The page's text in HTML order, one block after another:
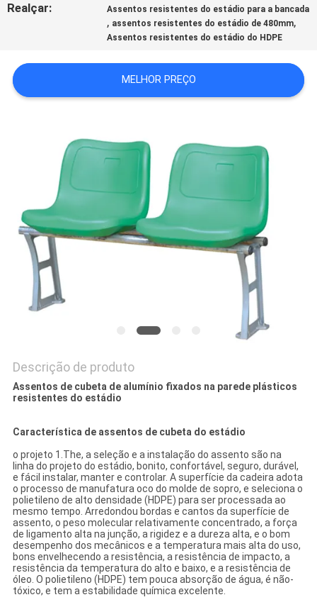
CITAÇÕES
PRIVACY
POLICY
Realçar: Assentos resistentes do estádio para a bancada
, assentos resistentes do estádio de 480mm,
Assentos resistentes do estádio do HDPE
MELHOR PREÇO
Descrição de produto
Assentos de cubeta de alumínio fixados na parede plásticos
resistentes do estádio
Característica de assentos de cubeta do estádio
o projeto 1.The, a seleção e a instalação do assento são na
linha do projeto do estádio, bonito, confortável, seguro, durável,
e fácil instalar, manter e controlar. A superfície da cadeira adota
o processo de manufatura oco do molde de sopro, e seleciona o
polietileno de alto densidade (HDPE) para ser processada ao
mesmo tempo. Arredondou bordas e cantos da superfície de
assento, o peso molecular relativamente concentrado, a força
de ligamento alta na junção, a rigidez e a dureza alta, e o bom
desempenho dos mecânicos e a temperatura mais alta do uso,
bons envelhecendo a resistência, a resistência de impacto, a
resistência da temperatura do alto e baixo, e a resistência de
óleo. O polietileno (HDPE) tem pouca absorção de água, é não-
tóxico, e tem a estabilidade química excelente.